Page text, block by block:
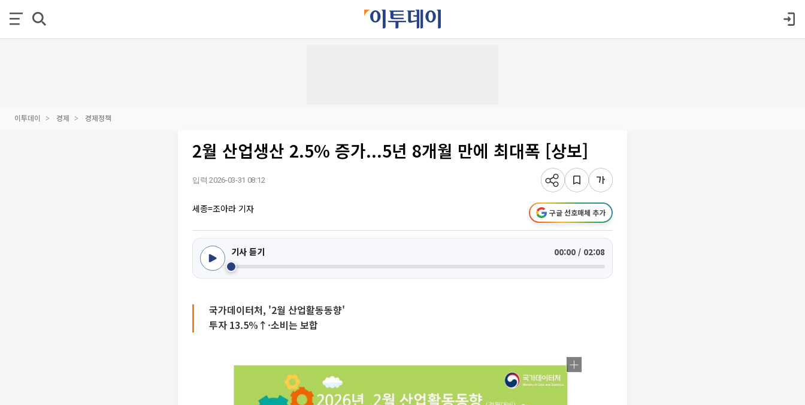
이투데이 경제 경제정책
2월 산업생산 2.5% 증가...5년 8개월 만에 최대폭 [상보]
입력 2026-03-31 08:12
세종=조아라 기자 구글 선호매체 추가
기사 듣기 00:00 / 02:08
국가데이터처, '2월 산업활동동향'
투자 13.5%↑·소비는 보합